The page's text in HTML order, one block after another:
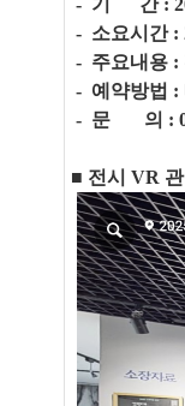
- 기
-
- 주
- 예약방
- 문 의 :
■ 전시 VR